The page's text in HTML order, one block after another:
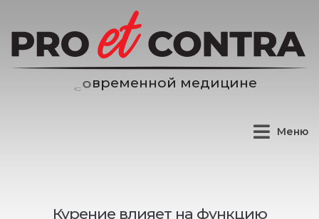
м енной медицине
Меню
Курение влияет на функцию